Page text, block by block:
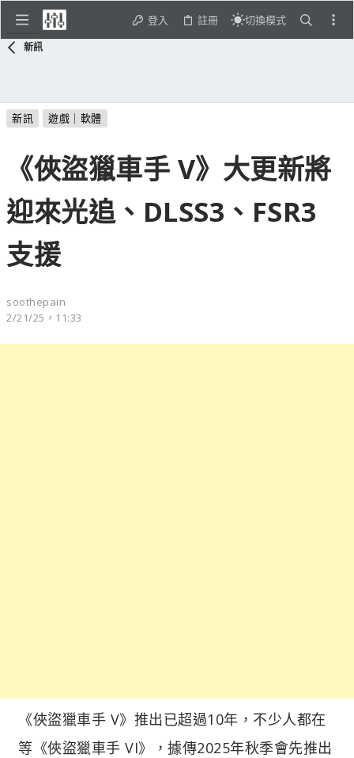
登入 註冊 切換模式
新訊
新訊 遊戲｜軟體
《俠盜獵車手 V》大更新將
迎來光追、DLSS3、FSR3
支援
soothepain
2/21/25，11:33
《俠盜獵車手 V》推出已超過10年，不少人都在
等《俠盜獵車手 VI》，據傳2025年秋季會先推出